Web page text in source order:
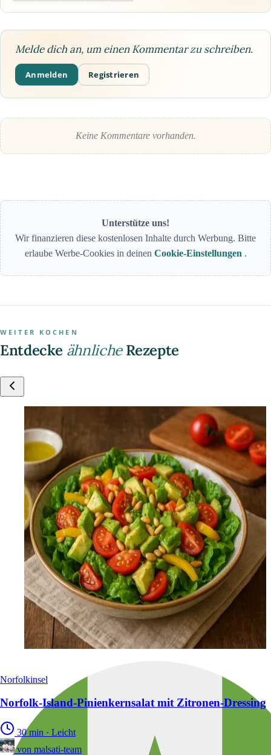
Melde dich an, um einen Kommentar zu schreiben.
Anmelden Registrieren
Keine Kommentare vorhanden.
Unterstütze uns!
Wir finanzieren diese kostenlosen Inhalte durch Werbung. Bitte
erlaube Werbe-Cookies in deinen Cookie-Einstellungen .
WEITER KOCHEN
Entdecke ähnlicheRezepte
Norfolkinsel
Norfolk-Island-Pinienkernsalat mit Zitronen-Dressing
30 min · Leicht
von malsati-team